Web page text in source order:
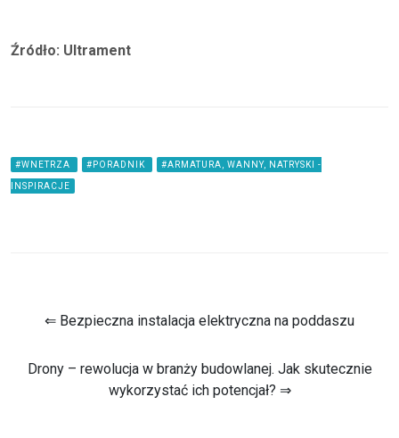
Źródło: Ultrament
#WNETRZA #PORADNIK #ARMATURA, WANNY, NATRYSKI -
INSPIRACJE
⇐ Bezpieczna instalacja elektryczna na poddaszu
Drony – rewolucja w branży budowlanej. Jak skutecznie
wykorzystać ich potencjał? ⇒